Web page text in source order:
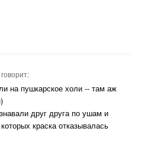
говорит:
на пушкарское холи -- там аж
друг друга по ушам и
краска отказывалась